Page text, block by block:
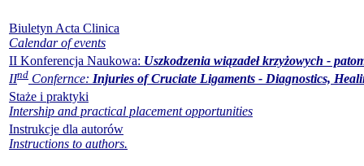
Biuletyn Acta Clinica
Calendar of events
II Konferencja Naukowa: Uszkodzenia wiązadeł krzyżowych -
IInd Confernce: Injuries of Cruciate Ligaments - Diagnostics,
Staże i praktyki
Intership and practical placement opportunities
Instrukcje dla autorów
Instructions to authors.